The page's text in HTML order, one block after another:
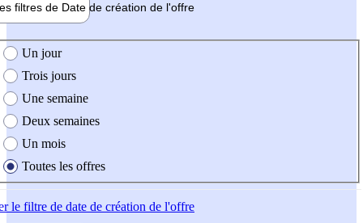
filtres de Date de création de l'offre
création de l'offre
Un jour
Trois jours
Une semaine
Deux semaines
Un mois
Toutes les offres
le filtre de date de création de l'offre